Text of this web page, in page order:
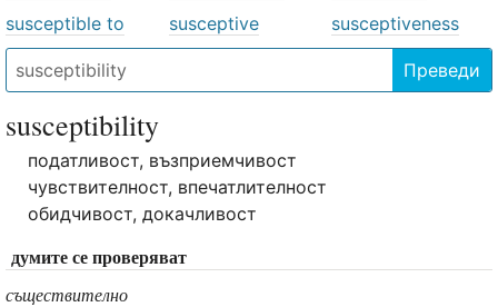
susceptible to
susceptive susceptiveness
Преведи
susceptibility
податливост, възприемчивост
чувствителност, впечатлителност
обидчивост, докачливост
думите се проверяват
съществително